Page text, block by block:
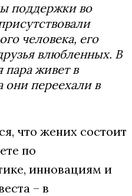
поддержки во
человека, его
влюбленных. В
пара живет в
они переехали в
что жених состоит
по
инновациям и
– в